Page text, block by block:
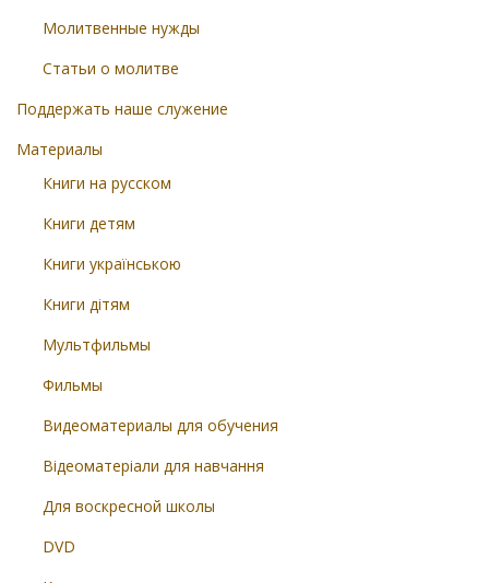
Молитвенные нужды
Статьи о молитве
Поддержать наше служение
Материалы
Книги на русском
Книги детям
Книги українською
Книги дітям
Мультфильмы
Фильмы
Видеоматериалы для обучения
Відеоматеріали для навчання
Для воскресной школы
DVD